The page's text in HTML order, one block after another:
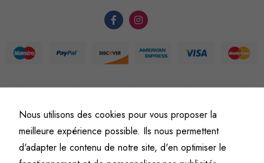
©Fine art numismatics– Tous droits réservés.
Politique de confidentialitéConditions générales de vente et d’utilisation
Mentions légales
Nous utilisons des cookies pour vous proposer la
meilleure expérience possible. Ils nous permettent
d'adapter le contenu de notre site, d'en optimiser le
puissions
améliorer la
et la
site Web, en
fonction de
l'usage qu'il
en est fait.